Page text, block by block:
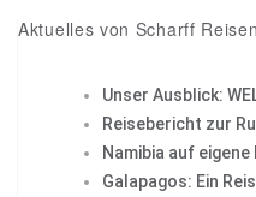
Aktuelles von Scharff Reisen
Unser Ausblick:
Reisebericht zur
Namibia auf
Galapagos: Ein